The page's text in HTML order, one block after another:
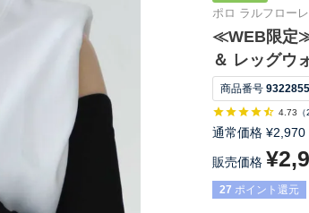
ポロ ラルフロー
≪WEB限定
＆ レッグウ
商品番号
4.73 （
通常価格 ¥2,970
販売価格 ¥
27 ポイント還元